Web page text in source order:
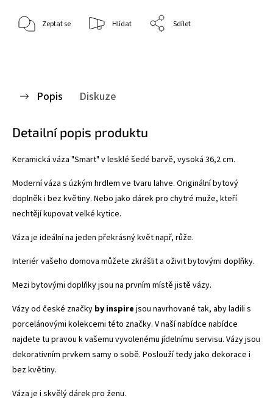
Zeptat se Hlídat Sdílet
Popis Diskuze
Detailní popis produktu
Keramická váza "Smart" v lesklé šedé barvě, vysoká 36,2 cm.
Moderní váza s úzkým hrdlem ve tvaru lahve. Originální bytový
doplněk i bez květiny. Nebo jako dárek pro chytré muže, kteří
nechtějí kupovat velké kytice.
Váza je ideální na jeden překrásný květ např, růže.
Interiér vašeho domova můžete zkrášlit a oživit bytovými doplňky.
Mezi bytovými doplňky jsou na prvním místě jistě vázy.
Vázy od české značky by inspire jsou navrhované tak, aby ladili s
porcelánovými kolekcemi této značky. V naší nabídce nabídce
najdete tu pravou k vašemu vyvolenému jídelnímu servisu. Vázy jsou
dekorativním prvkem samy o sobě. Poslouží tedy jako dekorace i
bez květiny.
Váza je i skvělý dárek pro ženu.